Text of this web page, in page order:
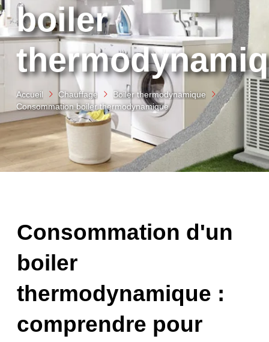
boiler
Accueil Chauffage
Boiler thermodynamique
Consommation boiler thermodynamique
Consommation d'un
boiler
thermodynamique :
comprendre pour